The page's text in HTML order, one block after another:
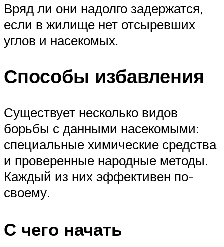
Вряд ли они надолго задержатся,
если в жилище нет отсыревших
углов и насекомых.
Способы избавления
Существует несколько видов
борьбы с данными насекомыми:
специальные химические средства
и проверенные народные методы.
Каждый из них эффективен по-
своему.
С чего начать